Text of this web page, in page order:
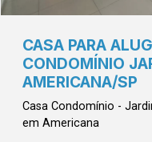
CASA PARA
CONDOMÍNIO
AMERICANA/SP
Casa Condomínio -
em Americana